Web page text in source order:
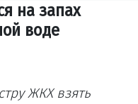
на запах
воде
ЖКХ взять